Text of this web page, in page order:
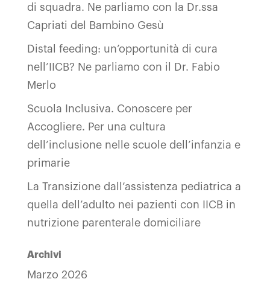
di squadra. Ne parliamo con la Dr.ssa
Capriati del Bambino Gesù
Distal feeding: un’opportunità di cura
nell’IICB? Ne parliamo con il Dr. Fabio
Merlo
Scuola Inclusiva. Conoscere per
Accogliere. Per una cultura
dell’inclusione nelle scuole dell’infanzia e
primarie
La Transizione dall’assistenza pediatrica a
quella dell’adulto nei pazienti con IICB in
nutrizione parenterale domiciliare
Archivi
Marzo 2026